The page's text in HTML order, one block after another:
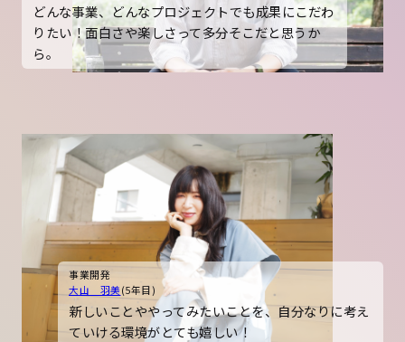
どんな事業、どんなプロジェクトでも成果にこだわ
りたい！面白さや楽しさって多分そこだと思うか
ら。
事業開発
大山 羽美(5年目)
新しいことややってみたいことを、自分なりに考え
ていける環境がとても嬉しい！